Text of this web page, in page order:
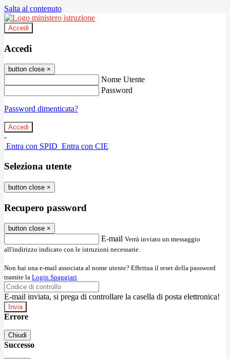
Salta al contenuto
Accedi
Accedi
button close ×
Nome Utente
Password
Password dimenticata?
-
Entra con SPID Entra con CIE
Seleziona utente
button close ×
Recupero password
button close ×
E-mail Verrà inviato un messaggio
all'indirizzo indicato con le istruzioni necessarie.
Non hai una e-mail associata al nome utente? Effettua il reset della password
tramite la Login Spaggiari
E-mail inviata, si prega di controllare la casella di posta elettronica!
Errore
Chiudi
Successo